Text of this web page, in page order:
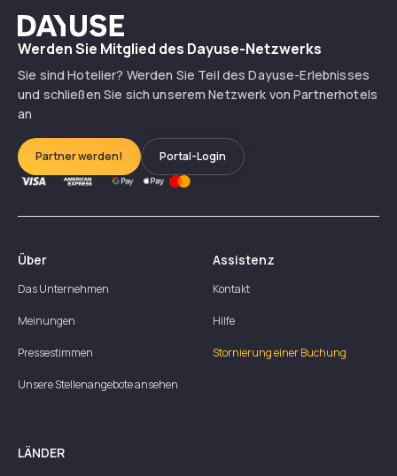
Dayuse
Werden Sie Mitglied des Dayuse-Netzwerks
Sie sind Hotelier? Werden Sie Teil des Dayuse-Erlebnisses
und schließen Sie sich unserem Netzwerk von Partnerhotels
an
Partner werden! Portal-Login
Über
Das Unternehmen
Meinungen
Pressestimmen
Unsere Stellenangebote ansehen
Assistenz
Kontakt
Hilfe
Stornierung einer Buchung
LÄNDER